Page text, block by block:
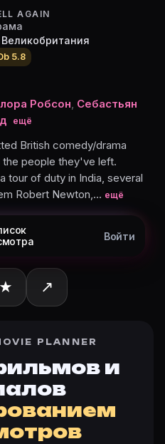
— на Movie Planner.
о «Снова
(1937)?
British comedy/
Актуальная дата
прощай» (1937)?
прощай (1937) — на
прощай» (1937) в Movie
прощай (1937)»:
(1937)?
AGAIN
Великобритания
5.8
Робсон, Себастьян
ещё
British comedy/drama
the people they've left.
tour of duty in India, several
Robert Newton,… ещё
Войти
★ ↗
PLANNER
и